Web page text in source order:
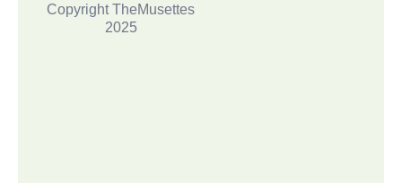
Copyright TheMusettes
2025